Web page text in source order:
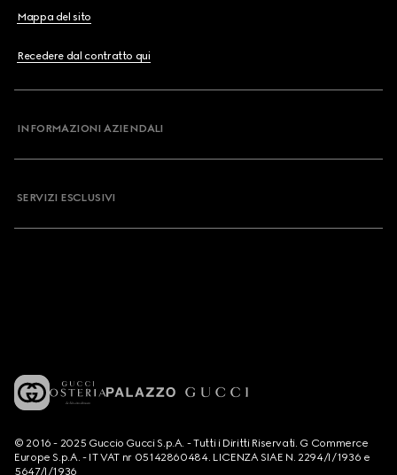
Mappa del sito
Recedere dal contratto qui
INFORMAZIONI AZIENDALI
SERVIZI ESCLUSIVI
© 2016 - 2025 Guccio Gucci S.p.A. - Tutti i Diritti Riservati. G Commerce
Europe S.p.A. - IT VAT nr 05142860484. LICENZA SIAE N. 2294/I/1936 e
5647/I/1936